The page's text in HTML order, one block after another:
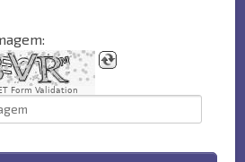
Form Validation